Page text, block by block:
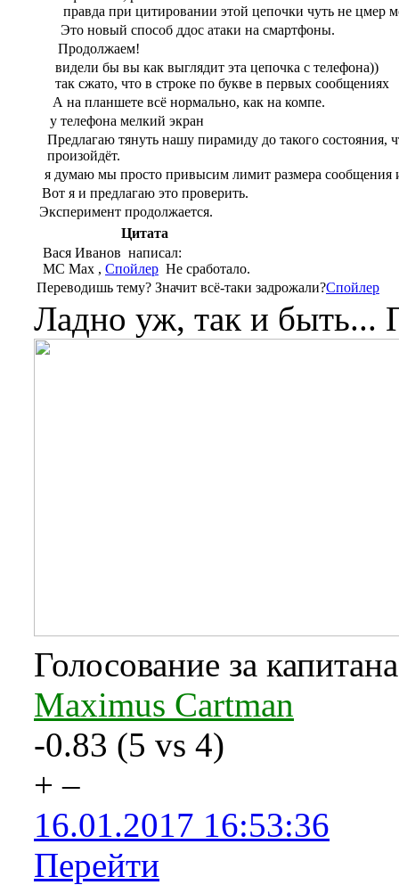
правда при цитировании этой цепочки чуть не цмер
Это новый способ ддос атаки на смартфоны.
Продолжаем!
видели бы вы как выглядит эта цепочка с телефона))
так сжато, что в строке по букве в первых сообщениях
А на планшете всё нормально, как на компе.
у телефона мелкий экран
Предлагаю тянуть нашу пирамиду до такого состояния,
произойдёт.
я думаю мы просто привысим лимит размера сообщения
Вот я и предлагаю это проверить.
Эксперимент продолжается.
Цитата
Вася Иванов написал:
MC Max , Спойлер Не сработало.
Переводишь тему? Значит всё-таки задрожали?Спойлер
Ладно уж, так и быть...
Голосование за
Maximus Cartman
-0.83 (5 vs 4)
+ –
16.01.2017 16:53:36
Перейти